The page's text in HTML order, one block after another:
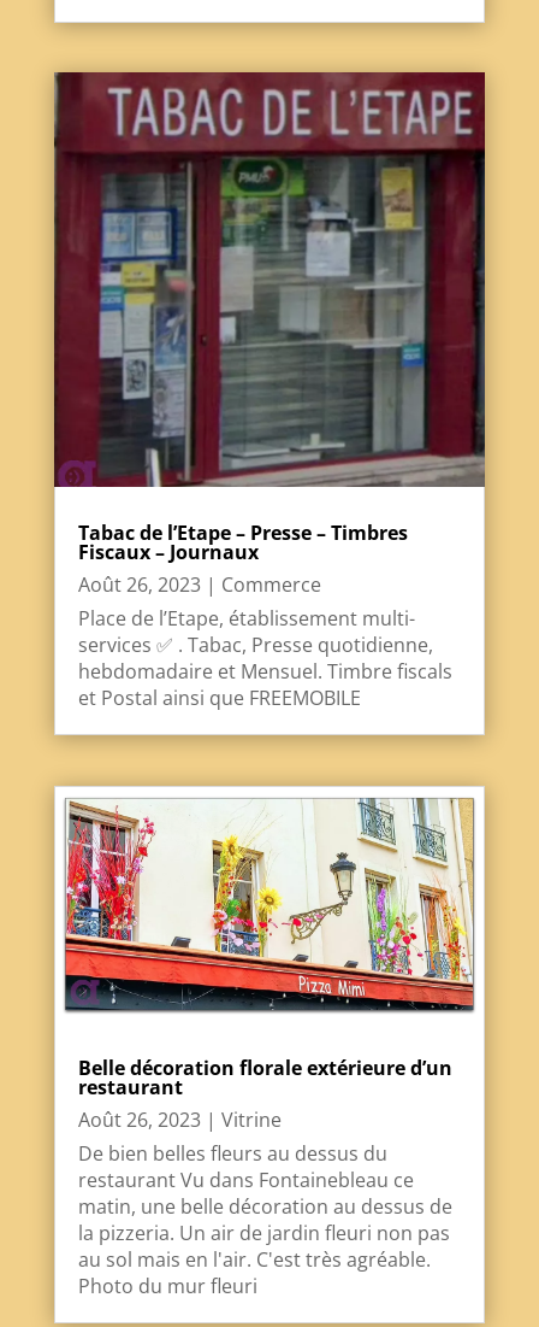
Tabac de l’Etape – Presse – Timbres
Fiscaux – Journaux
Août 26, 2023| Commerce
Place de l’Etape, établissement multi-
services ✅ . Tabac, Presse quotidienne,
hebdomadaire et Mensuel. Timbre fiscals
et Postal ainsi que FREEMOBILE
Belle décoration florale extérieure d’un
restaurant
Août 26, 2023| Vitrine
De bien belles fleurs au dessus du
restaurant Vu dans Fontainebleau ce
matin, une belle décoration au dessus de
la pizzeria. Un air de jardin fleuri non pas
au sol mais en l'air. C'est très agréable.
Photo du mur fleuri